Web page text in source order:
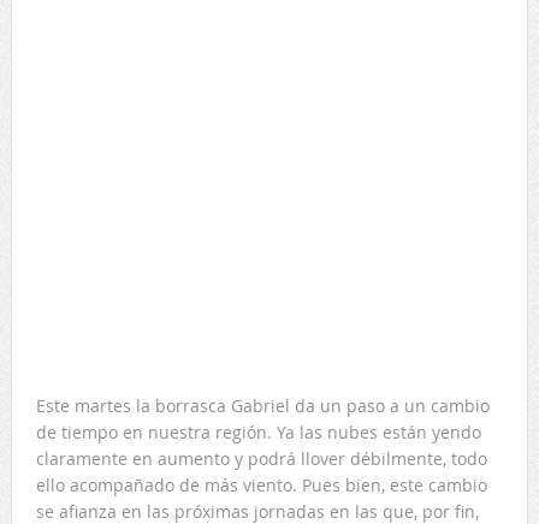
Este martes la borrasca Gabriel da un paso a un cambio
de tiempo en nuestra región. Ya las nubes están yendo
claramente en aumento y podrá llover débilmente, todo
ello acompañado de más viento. Pues bien, este cambio
se afianza en las próximas jornadas en las que, por fin,